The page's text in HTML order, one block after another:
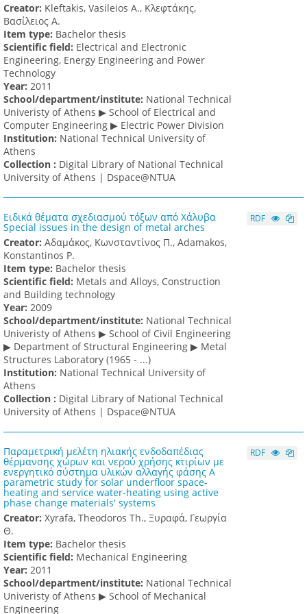
Creator: Kleftakis, Vasileios A., Κλεφτάκης,
Βασίλειος Α.
Item type: Bachelor thesis
Scientific field: Electrical and Electronic
Engineering, Energy Engineering and Power
Technology
Υear: 2011
School/department/institute: National Technical
Univeristy of Athens ▶ School of Electrical and
Computer Engineering ▶ Electric Power Division
Institution: National Technical University of
Athens
Collection : Digital Library of National Technical
University of Athens | Dspace@NTUA
Ειδικά θέματα σχεδιασμού τόξων από Χάλυβα
Special issues in the design of metal arches
Creator: Αδαμάκος, Κωνσταντίνος Π., Adamakos,
Konstantinos P.
Item type: Bachelor thesis
Scientific field: Metals and Alloys, Construction
and Building technology
Υear: 2009
School/department/institute: National Technical
Univeristy of Athens ▶ School of Civil Engineering
▶ Department of Structural Engineering ▶ Metal
Structures Laboratory (1965 - ...)
Institution: National Technical University of
Athens
Collection : Digital Library of National Technical
University of Athens | Dspace@NTUA
RDF
Παραμετρική μελέτη ηλιακής ενδοδαπέδιας
θέρμανσης χώρων και νερού χρήσης κτιρίων με
ενεργητικό σύστημα υλικών αλλαγής φάσης A
parametric study for solar underfloor space-
heating and service water-heating using active
phase change materials' systems
Creator: Xyrafa, Theodoros Th., Ξυραφά, Γεωργία
Θ.
Item type: Bachelor thesis
Scientific field: Mechanical Engineering
Υear: 2011
School/department/institute: National Technical
Univeristy of Athens ▶ School of Mechanical
Engineering
RDF